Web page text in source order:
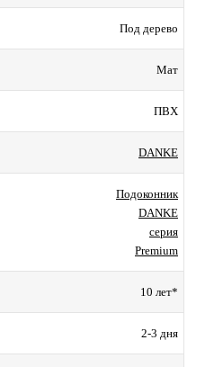
Под дерево
Мат
ПВХ
DANKE
Подоконник
DANKE
серия
Premium
10 лет*
2-3 дня